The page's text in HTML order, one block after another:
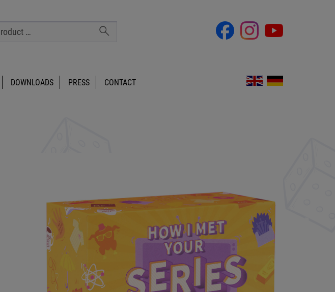
DOWNLOADS PRESS CONTACT